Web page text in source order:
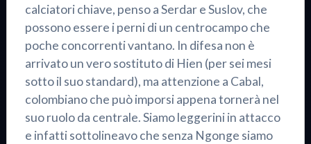
calciatori chiave, penso a Serdar e Suslov, che
possono essere i perni di un centrocampo che
poche concorrenti vantano. In difesa non è
arrivato un vero sostituto di Hien (per sei mesi
sotto il suo standard), ma attenzione a Cabal,
colombiano che può imporsi appena tornerà nel
suo ruolo da centrale. Siamo leggerini in attacco
e infatti sottolineavo che senza Ngonge siamo